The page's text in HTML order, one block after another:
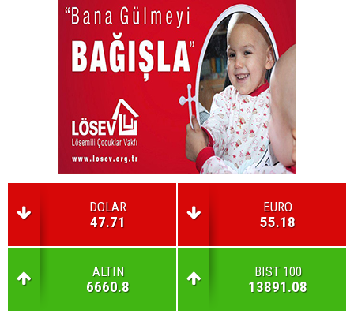
DOLAR
47.71
EURO
55.18
ALTIN
6660.8
BIST 100
13891.08